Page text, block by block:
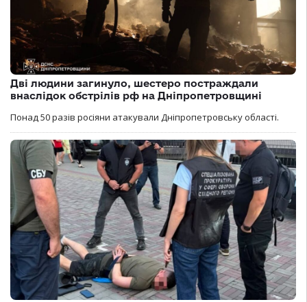
Дві людини загинуло, шестеро постраждали
внаслідок обстрілів рф на Дніпропетровщині
Понад 50 разів росіяни атакували Дніпропетровську області.